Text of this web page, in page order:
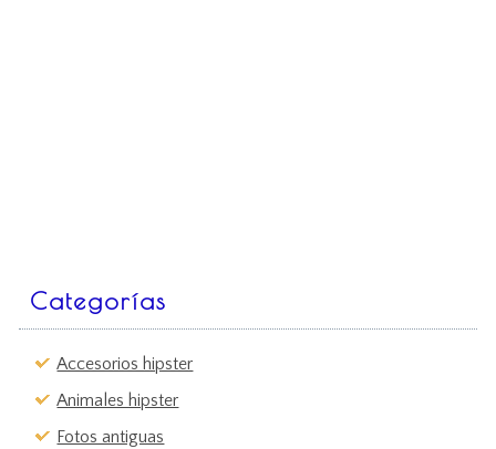
Categorías
Accesorios hipster
Animales hipster
Fotos antiguas